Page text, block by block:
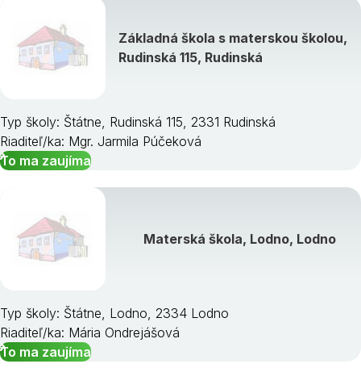
Základná škola s materskou školou,
Rudinská 115, Rudinská
Typ školy: Štátne, Rudinská 115, 2331 Rudinská
Riaditeľ/ka: Mgr. Jarmila Púčeková
To ma zaujíma
Materská škola, Lodno, Lodno
Typ školy: Štátne, Lodno, 2334 Lodno
Riaditeľ/ka: Mária Ondrejášová
To ma zaujíma